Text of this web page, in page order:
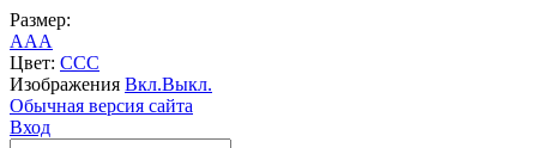
Размер:
AAA
Цвет: CCC
Изображения Вкл.Выкл.
Обычная версия сайта
Вход